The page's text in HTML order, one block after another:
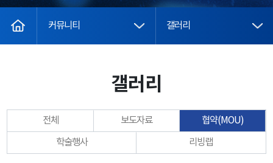
커뮤니티
갤러리
갤러리
전체 보도자료
협약(MOU)
학술행사
리빙랩